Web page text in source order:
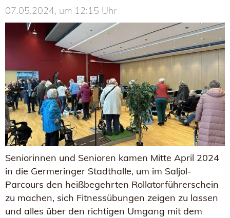
07.05.2024, um 12:15 Uhr
Seniorinnen und Senioren kamen Mitte April 2024
in die Germeringer Stadthalle, um im Saljol-
Parcours den heißbegehrten Rollatorführerschein
zu machen, sich Fitnessübungen zeigen zu lassen
und alles über den richtigen Umgang mit dem